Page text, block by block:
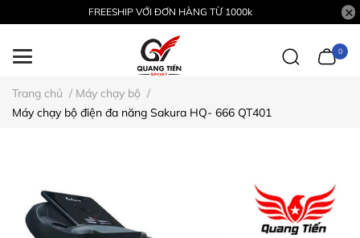
FREESHIP VỚI ĐƠN HÀNG TỪ 1000k
0
Trang chủ / Máy chạy bộ /
Máy chạy bộ điện đa năng Sakura HQ- 666 QT401